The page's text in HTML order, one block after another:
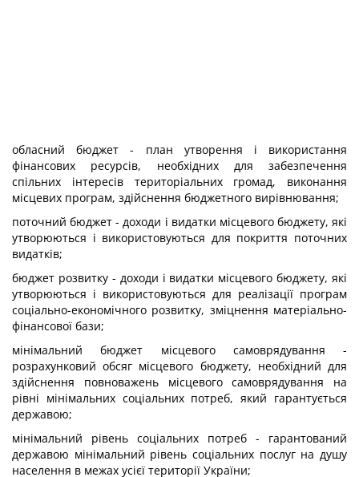
обласний бюджет - план утворення і використання
фінансових ресурсів, необхідних для забезпечення
спільних інтересів територіальних громад, виконання
місцевих програм, здійснення бюджетного вирівнювання;
поточний бюджет - доходи і видатки місцевого бюджету, які
утворюються і використовуються для покриття поточних
видатків;
бюджет розвитку - доходи і видатки місцевого бюджету, які
утворюються і використовуються для реалізації програм
соціально-економічного розвитку, зміцнення матеріально-
фінансової бази;
мінімальний бюджет місцевого самоврядування -
розрахунковий обсяг місцевого бюджету, необхідний для
здійснення повноважень місцевого самоврядування на
рівні мінімальних соціальних потреб, який гарантується
державою;
мінімальний рівень соціальних потреб - гарантований
державою мінімальний рівень соціальних послуг на душу
населення в межах усієї території України;